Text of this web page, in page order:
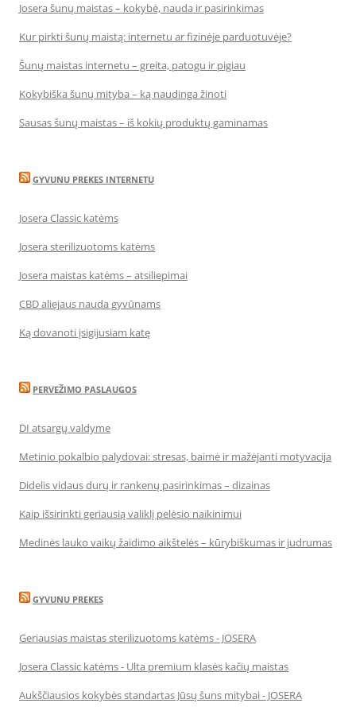
Josera šunų maistas – kokybė, nauda ir pasirinkimas
Kur pirkti šunų maistą: internetu ar fizinėje parduotuvėje?
Šunų maistas internetu – greita, patogu ir pigiau
Kokybiška šunų mityba – ką naudinga žinoti
Sausas šunų maistas – iš kokių produktų gaminamas
GYVUNU PREKES INTERNETU
Josera Classic katėms
Josera sterilizuotoms katėms
Josera maistas katėms – atsiliepimai
CBD aliejaus nauda gyvūnams
Ką dovanoti įsigijusiam katę
PERVEŽIMO PASLAUGOS
DI atsargų valdyme
Metinio pokalbio palydovai: stresas, baimė ir mažėjanti motyvacija
Didelis vidaus durų ir rankenų pasirinkimas – dizainas
Kaip išsirinkti geriausią valiklį pelėsio naikinimui
Medinės lauko vaikų žaidimo aikštelės – kūrybiškumas ir judrumas
GYVUNU PREKES
Geriausias maistas sterilizuotoms katėms - JOSERA
Josera Classic katėms - Ulta premium klasės kačių maistas
Aukščiausios kokybės standartas Jūsų šuns mitybai - JOSERA